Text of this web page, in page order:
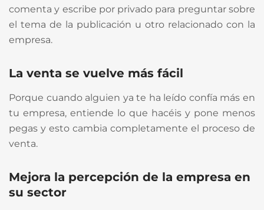
comenta y escribe por privado para preguntar sobre
el tema de la publicación u otro relacionado con la
empresa.
La venta se vuelve más fácil
Porque cuando alguien ya te ha leído confía más en
tu empresa, entiende lo que hacéis y pone menos
pegas y esto cambia completamente el proceso de
venta.
Mejora la percepción de la empresa en
su sector